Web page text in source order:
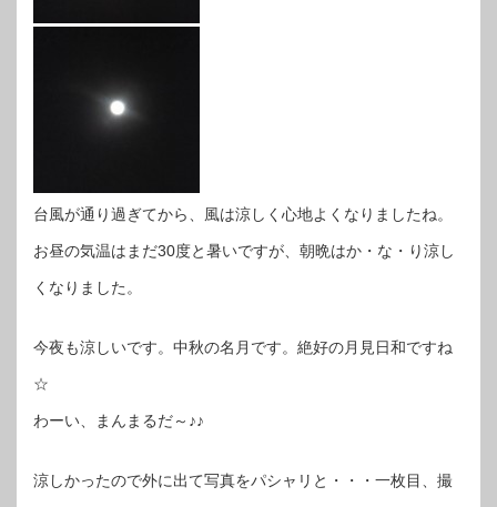
台風が通り過ぎてから、風は涼しく心地よくなりましたね。
お昼の気温はまだ30度と暑いですが、朝晩はか・な・り涼し
くなりました。
今夜も涼しいです。中秋の名月です。絶好の月見日和ですね
☆
わーい、まんまるだ～♪♪
涼しかったので外に出て写真をパシャリと・・・一枚目、撮